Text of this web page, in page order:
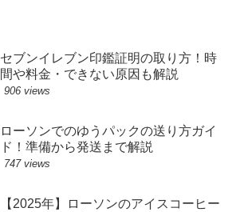
セブンイレブン印鑑証明の取り方！時
間や料金・できない原因も解説
906 views
ローソンでのゆうパックの送り方ガイ
ド！準備から発送まで解説
747 views
【2025年】ローソンのアイスコーヒー